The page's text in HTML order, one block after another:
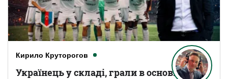
Кирило Круторогов
Українець у складі, грали в основному